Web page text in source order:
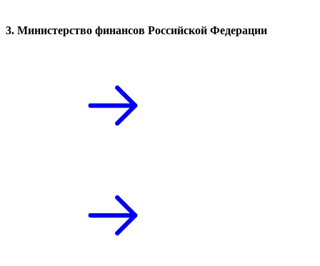
3. Министерство финансов Российской Федерации